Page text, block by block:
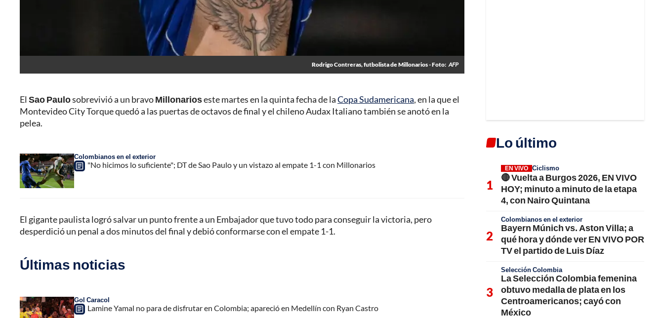
Rodrigo Contreras, futbolista de Millonarios - Foto: AFP
El Sao Paulosobrevivió a un bravoMillonarioseste martes en la quinta fecha de laCopa Sudamericana, en la que el
Montevideo City Torque quedó a las puertas de octavos de final y el chileno Audax Italiano también se anotó en la
pelea.
Colombianos en el exterior
"No hicimos lo suficiente"; DT de Sao Paulo y un vistazo al empate 1-1 con Millonarios
El gigante paulista logró salvar un punto frente a un Embajador que tuvo todo para conseguir la victoria, pero
desperdició un penal a dos minutos del final y debió conformarse con el empate 1-1.
Últimas noticias
Gol Caracol
Lamine Yamal no para de disfrutar en Colombia; apareció en Medellín con Ryan Castro
Lo último
EN VIVO Ciclismo
🔴 Vuelta a Burgos 2026, EN VIVO
HOY; minuto a minuto de la etapa
4, con Nairo Quintana
Colombianos en el exterior
Bayern Múnich vs. Aston Villa; a
qué hora y dónde ver EN VIVO POR
TV el partido de Luis Díaz
Selección Colombia
La Selección Colombia femenina
obtuvo medalla de plata en los
Centroamericanos; cayó con
México